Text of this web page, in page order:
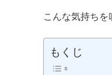
こんな気持ちを
もくじ